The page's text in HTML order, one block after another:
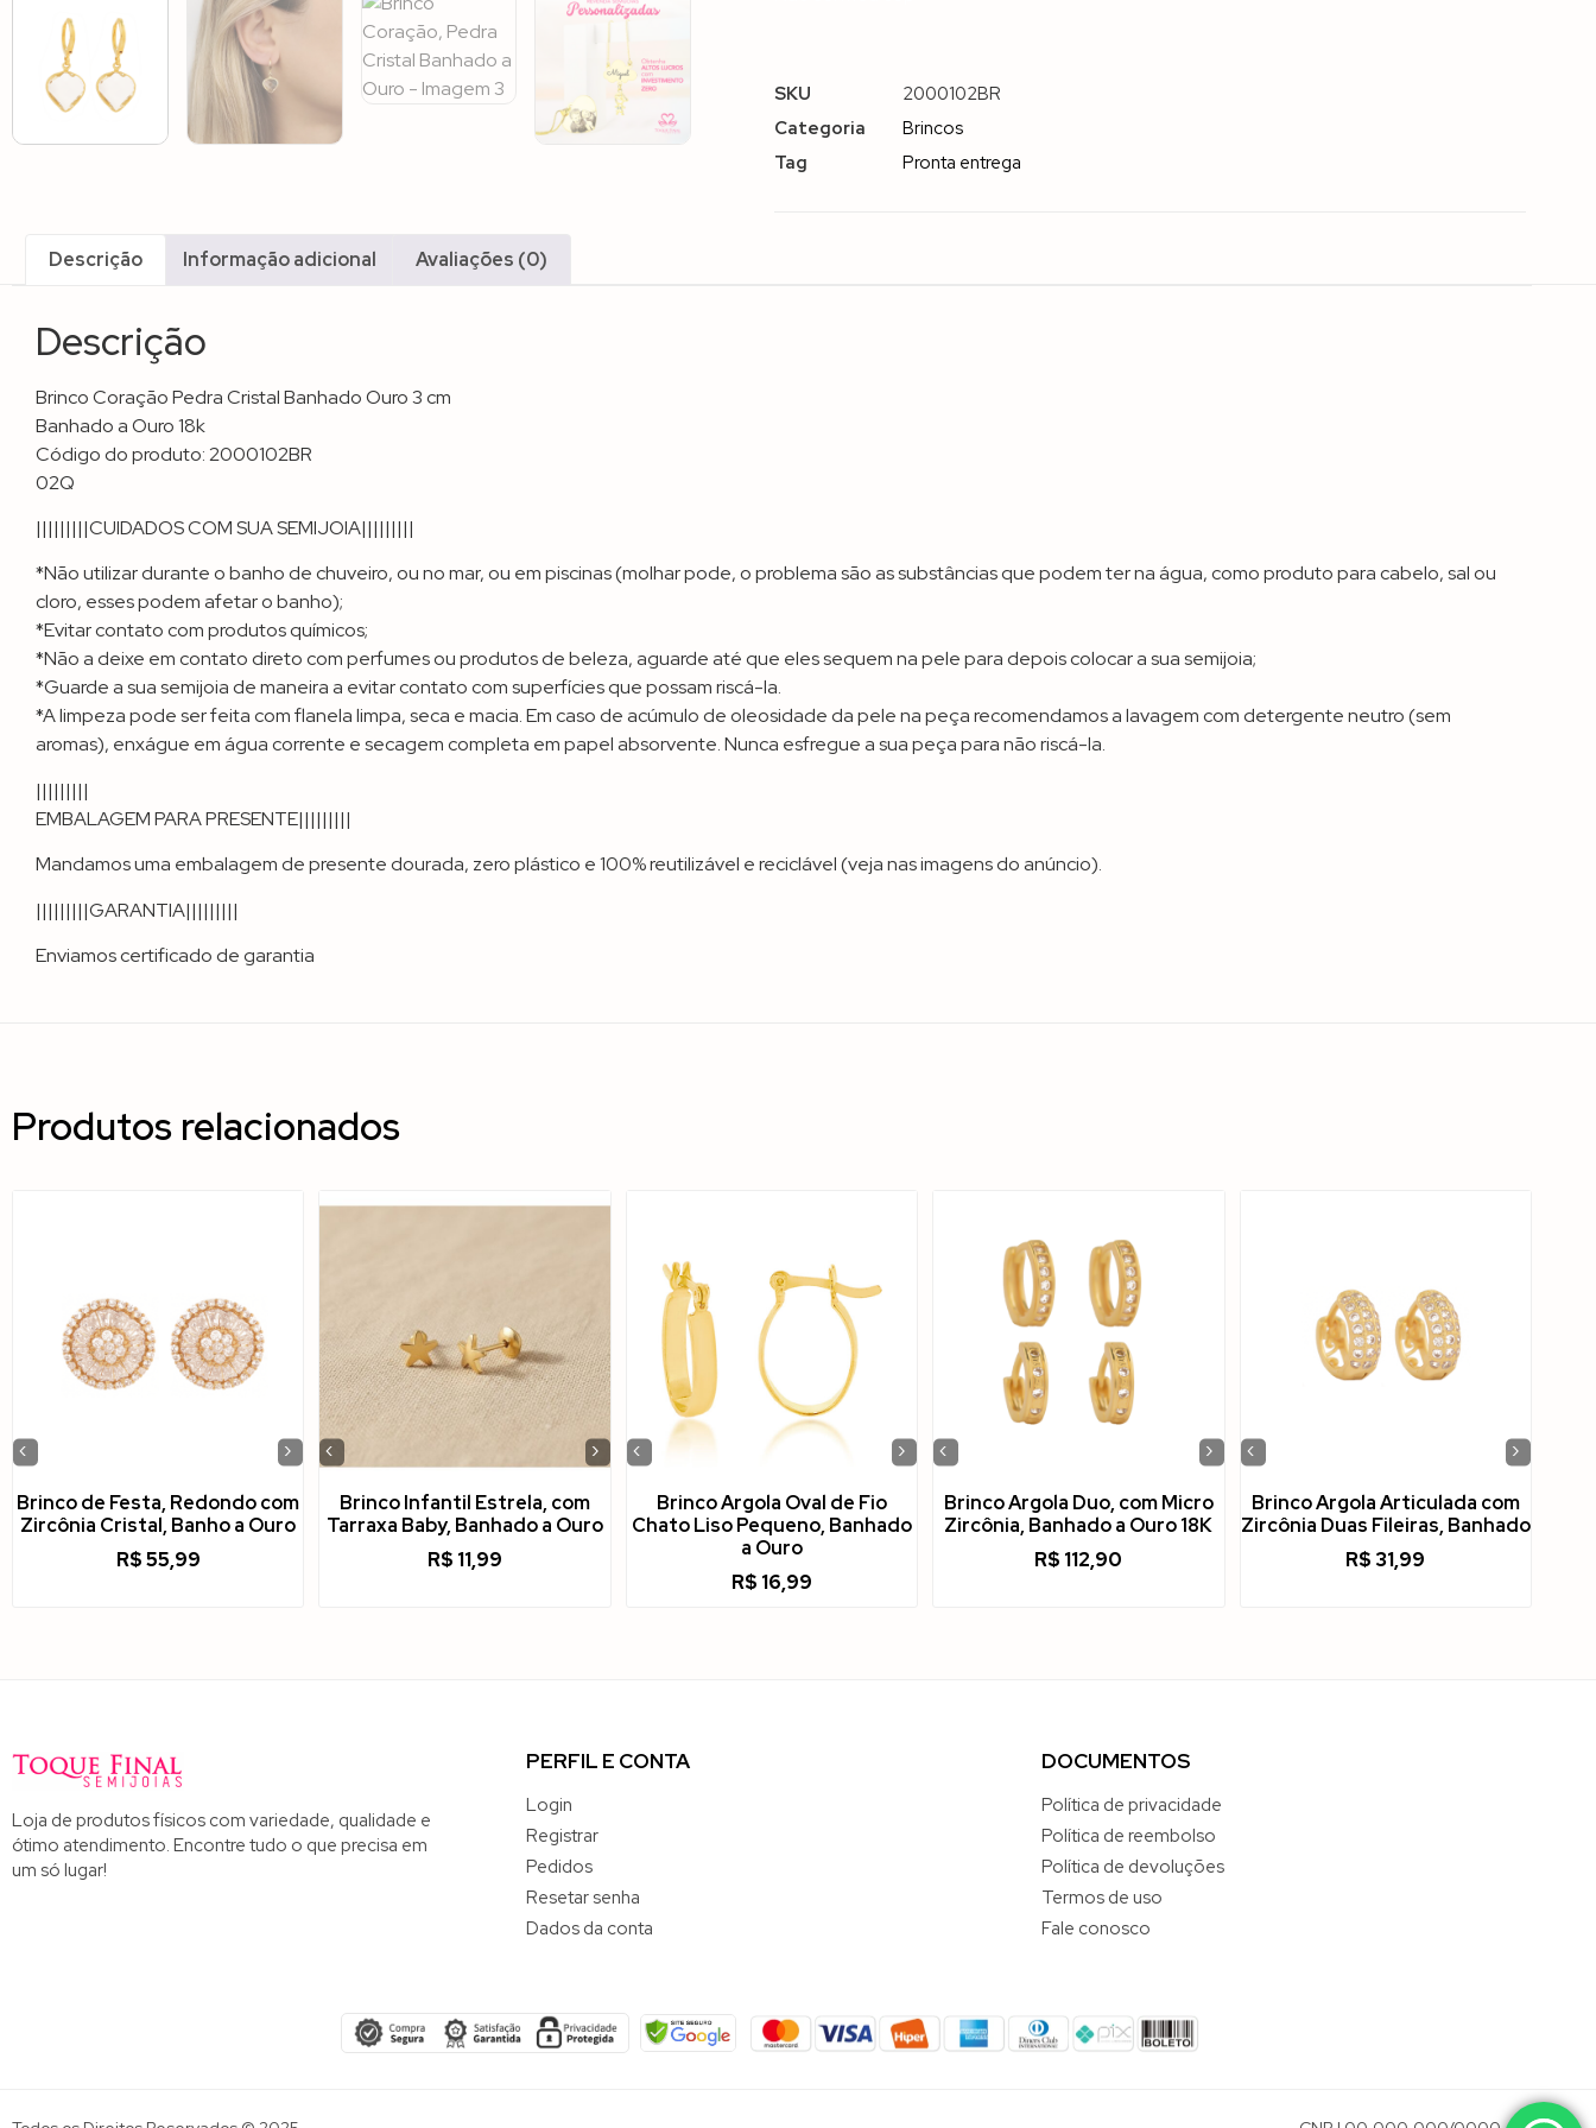
SKU
2000102BR
Categoria
Brincos
Tag
Pronta entrega
Descrição Informação adicional Avaliações (0)
Descrição
Brinco Coração Pedra Cristal Banhado Ouro 3 cm
Banhado a Ouro 18k
Código do produto: 2000102BR
02Q
|||||||||CUIDADOS COM SUA SEMIJOIA|||||||||
*Não utilizar durante o banho de chuveiro, ou no mar, ou em piscinas (molhar pode, o problema são as substâncias que podem ter na água, como produto para cabelo, sal ou
cloro, esses podem afetar o banho);
*Evitar contato com produtos químicos;
*Não a deixe em contato direto com perfumes ou produtos de beleza, aguarde até que eles sequem na pele para depois colocar a sua semijoia;
*Guarde a sua semijoia de maneira a evitar contato com superfícies que possam riscá-la.
*A limpeza pode ser feita com flanela limpa, seca e macia. Em caso de acúmulo de oleosidade da pele na peça recomendamos a lavagem com detergente neutro (sem
aromas), enxágue em água corrente e secagem completa em papel absorvente. Nunca esfregue a sua peça para não riscá-la.
|||||||||
EMBALAGEM PARA PRESENTE|||||||||
Mandamos uma embalagem de presente dourada, zero plástico e 100% reutilizável e reciclável (veja nas imagens do anúncio).
|||||||||GARANTIA|||||||||
Enviamos certificado de garantia
Produtos relacionados
‹ ›
Brinco de Festa, Redondo com
Zircônia Cristal, Banho a Ouro
R$55,99
‹ ›
Brinco Infantil Estrela, com
Tarraxa Baby, Banhado a Ouro
R$ 11,99
‹ ›
Brinco Argola Oval de Fio
Chato Liso Pequeno, Banhado
a Ouro
R$ 16,99
‹ ›
Brinco Argola Duo, com Micro
Zircônia, Banhado a Ouro 18K
R$ 112,90
‹ ›
Brinco Argola Articulada com
Zircônia Duas Fileiras, Banhado
R$ 31,99
Loja de produtos físicos com variedade, qualidade e
ótimo atendimento. Encontre tudo o que precisa em
um só lugar!
PERFIL E CONTA
Login
Registrar
Pedidos
Resetar senha
Dados da conta
DOCUMENTOS
Política de privacidade
Política de reembolso
Política de devoluções
Termos de uso
Fale conosco